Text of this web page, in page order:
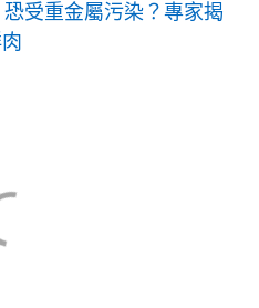
受重金屬污染？專家揭